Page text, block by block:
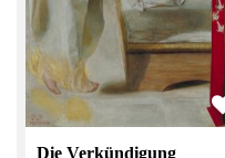
Die Verkündigung